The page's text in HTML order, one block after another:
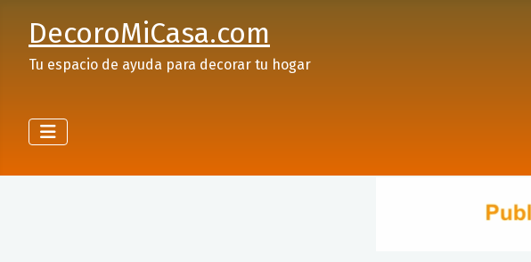
DecoroMiCasa.com
Tu espacio de ayuda para decorar tu hogar